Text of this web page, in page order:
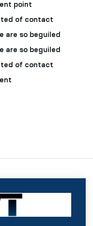
point
of contact
are so beguiled
are so beguiled
of contact